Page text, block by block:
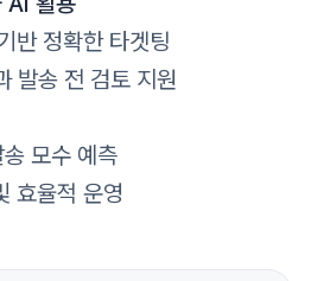
반 정확한 타겟팅
발송 전 검토 지원
모수 예측
효율적 운영